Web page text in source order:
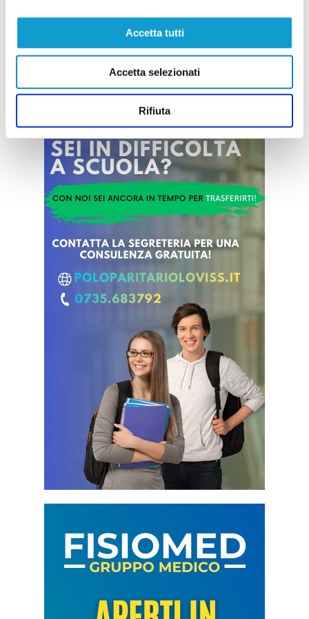
Accetta tutti
Accetta selezionati
Rifiuta
sullo stato della trattativa...leggi
Vai all'edizione provinciale